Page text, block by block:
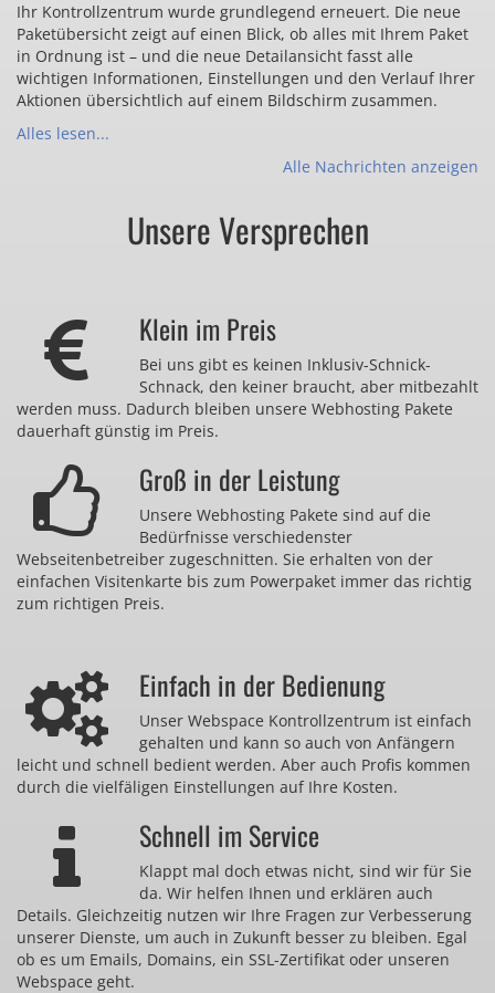
Ihr Kontrollzentrum wurde grundlegend erneuert. Die neue
Paketübersicht zeigt auf einen Blick, ob alles mit Ihrem Paket
in Ordnung ist – und die neue Detailansicht fasst alle
wichtigen Informationen, Einstellungen und den Verlauf Ihrer
Aktionen übersichtlich auf einem Bildschirm zusammen.
Alles lesen...
Alle Nachrichten anzeigen
Unsere Versprechen
Klein im Preis
Bei uns gibt es keinen Inklusiv-Schnick-
Schnack, den keiner braucht, aber mitbezahlt
werden muss. Dadurch bleiben unsere Webhosting Pakete
dauerhaft günstig im Preis.
Groß in der Leistung
Unsere Webhosting Pakete sind auf die
Bedürfnisse verschiedenster
Webseitenbetreiber zugeschnitten. Sie erhalten von der
einfachen Visitenkarte bis zum Powerpaket immer das richtig
zum richtigen Preis.
Einfach in der Bedienung
Unser Webspace Kontrollzentrum ist einfach
gehalten und kann so auch von Anfängern
leicht und schnell bedient werden. Aber auch Profis kommen
durch die vielfäligen Einstellungen auf Ihre Kosten.
Schnell im Service
Klappt mal doch etwas nicht, sind wir für Sie
da. Wir helfen Ihnen und erklären auch
Details. Gleichzeitig nutzen wir Ihre Fragen zur Verbesserung
unserer Dienste, um auch in Zukunft besser zu bleiben. Egal
ob es um Emails, Domains, ein SSL-Zertifikat oder unseren
Webspace geht.